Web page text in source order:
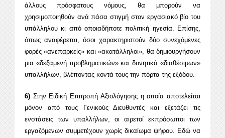
άλλους πρόσφατους νόμους, θα μπορούν να
χρησιμοποιηθούν ανά πάσα στιγμή στον εργασιακό βίο του
υπάλληλου κι από οποιαδήποτε πολιτική ηγεσία. Επίσης,
όπως αναφέρεται, όσοι χαρακτηριστούν δύο συνεχόμενες
φορές «ανεπαρκείς» και «ακατάλληλοι», θα δημιουργήσουν
μια «δεξαμενή προβληματικών» και δυνητικά «διαθέσιμων»
υπαλλήλων, βλέποντας κοντά τους την πόρτα της εξόδου.
6) Στην Ειδική Επιτροπή Αξιολόγησης η οποία αποτελείται
μόνον από τους Γενικούς Διευθυντές και εξετάζει τις
ενστάσεις των υπαλλήλων, οι αιρετοί εκπρόσωποι των
εργαζόμενων συμμετέχουν χωρίς δικαίωμα ψήφου. Εδώ να